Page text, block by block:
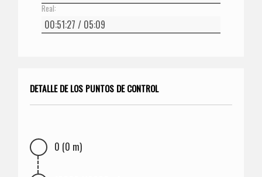
Real:
DETALLE DE LOS PUNTOS DE CONTROL
0 (0 m)